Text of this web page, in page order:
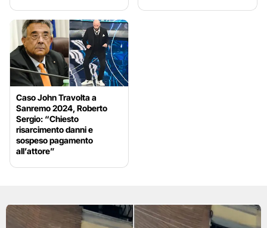
Caso John Travolta a
Sanremo 2024, Roberto
Sergio: “Chiesto
risarcimento danni e
sospeso pagamento
all’attore”